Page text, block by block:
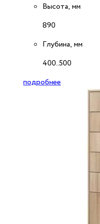
Высота, мм
890
Глубина, мм
400..500
подробнее